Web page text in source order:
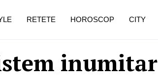
inumitar
RETETE HOROSCOP CITY
pe măsură ce înaintezi în vârstă